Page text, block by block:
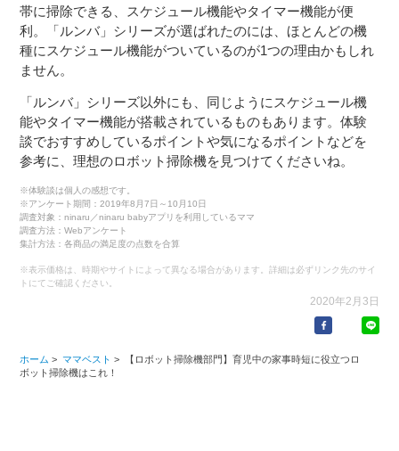
帯に掃除できる、スケジュール機能やタイマー機能が便
利。「ルンバ」シリーズが選ばれたのには、ほとんどの機
種にスケジュール機能がついているのが1つの理由かもしれ
ません。
「ルンバ」シリーズ以外にも、同じようにスケジュール機
能やタイマー機能が搭載されているものもあります。体験
談でおすすめしているポイントや気になるポイントなどを
参考に、理想のロボット掃除機を見つけてくださいね。
※体験談は個人の感想です。
※アンケート期間：2019年8月7日～10月10日
調査対象：ninaru／ninaru babyアプリを利用しているママ
調査方法：Webアンケート
集計方法：各商品の満足度の点数を合算
※表示価格は、時期やサイトによって異なる場合があります。詳細は必ずリンク先のサイ
トにてご確認ください。
2020年2月3日
ホーム > ママベスト >
【ロボット掃除機部門】育児中の家事時短に役立つロ
ボット掃除機はこれ！